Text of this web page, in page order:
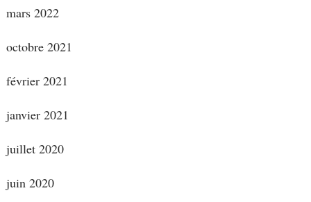
mars 2022
octobre 2021
février 2021
janvier 2021
juillet 2020
juin 2020